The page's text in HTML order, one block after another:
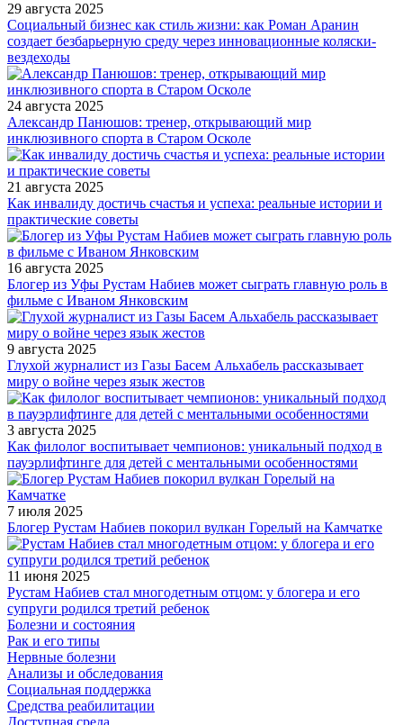
29 августа 2025
Социальный бизнес как стиль жизни: как Роман Аранин
создает безбарьерную среду через инновационные коляски-
вездеходы
24 августа 2025
Александр Панюшов: тренер, открывающий мир
инклюзивного спорта в Старом Осколе
21 августа 2025
Как инвалиду достичь счастья и успеха: реальные истории и
практические советы
16 августа 2025
Блогер из Уфы Рустам Набиев может сыграть главную роль в
фильме с Иваном Янковским
9 августа 2025
Глухой журналист из Газы Басем Альхабель рассказывает
миру о войне через язык жестов
3 августа 2025
Как филолог воспитывает чемпионов: уникальный подход в
пауэрлифтинге для детей с ментальными особенностями
7 июля 2025
Блогер Рустам Набиев покорил вулкан Горелый на Камчатке
11 июня 2025
Рустам Набиев стал многодетным отцом: у блогера и его
супруги родился третий ребенок
Болезни и состояния
Рак и его типы
Нервные болезни
Анализы и обследования
Социальная поддержка
Средства реабилитации